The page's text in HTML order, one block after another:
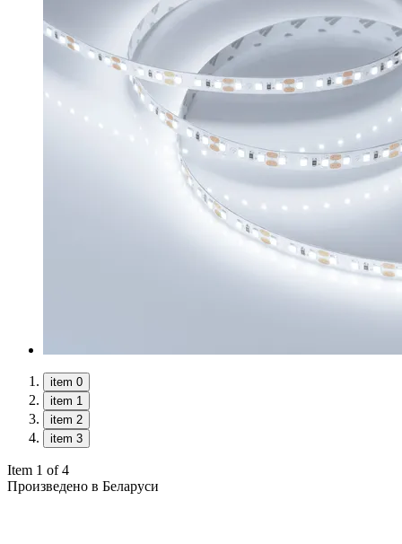
item 0
item 1
item 2
item 3
Item 1 of 4
Произведено в Беларуси